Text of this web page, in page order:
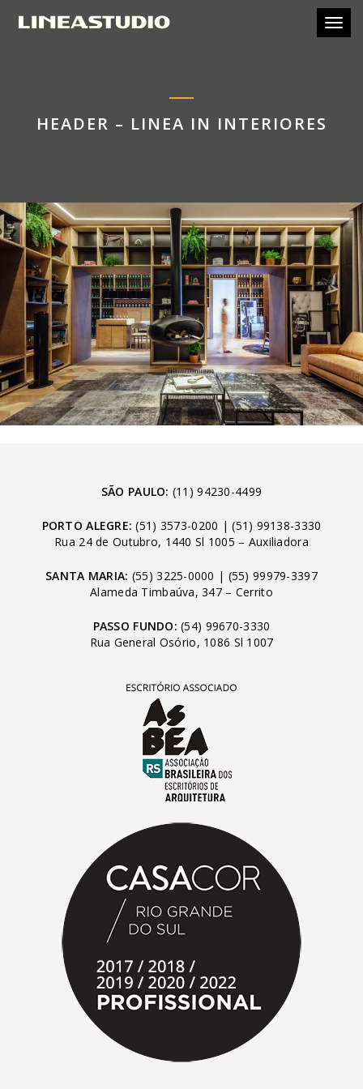
HEADER – LINEA IN INTERIORES
SÃO PAULO: (11) 94230-4499
PORTO ALEGRE: (51) 3573-0200 |(51) 99138-3330
Rua 24 de Outubro, 1440 Sl 1005 – Auxiliadora
SANTA MARIA: (55) 3225-0000 | (55) 99979-3397
Alameda Timbaúva, 347 – Cerrito
PASSO FUNDO: (54) 99670-3330
Rua General Osório, 1086 Sl 1007